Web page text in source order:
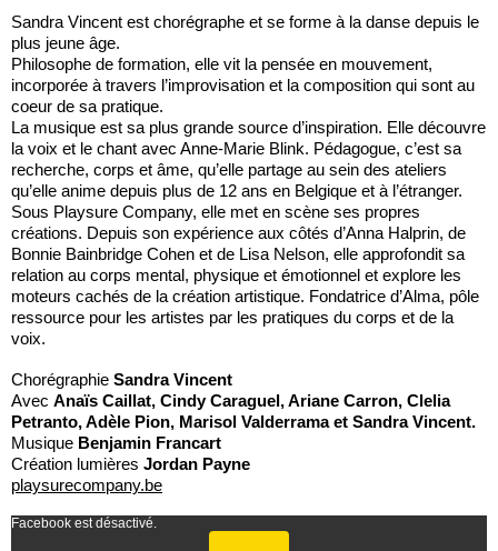
Sandra Vincent est chorégraphe et se forme à la danse depuis le
plus jeune âge.
Philosophe de formation, elle vit la pensée en mouvement,
incorporée à travers l’improvisation et la composition qui sont au
coeur de sa pratique.
La musique est sa plus grande source d’inspiration. Elle découvre
la voix et le chant avec Anne-Marie Blink. Pédagogue, c’est sa
recherche, corps et âme, qu’elle partage au sein des ateliers
qu’elle anime depuis plus de 12 ans en Belgique et à l’étranger.
Sous Playsure Company, elle met en scène ses propres
créations. Depuis son expérience aux côtés d’Anna Halprin, de
Bonnie Bainbridge Cohen et de Lisa Nelson, elle approfondit sa
relation au corps mental, physique et émotionnel et explore les
moteurs cachés de la création artistique. Fondatrice d’Alma, pôle
ressource pour les artistes par les pratiques du corps et de la
voix.
Chorégraphie Sandra Vincent
Avec Anaïs Caillat, Cindy Caraguel, Ariane Carron, Clelia
Petranto, Adèle Pion, Marisol Valderrama et Sandra Vincent.
Musique Benjamin Francart
Création lumières Jordan Payne
playsurecompany.be
Facebook est désactivé.